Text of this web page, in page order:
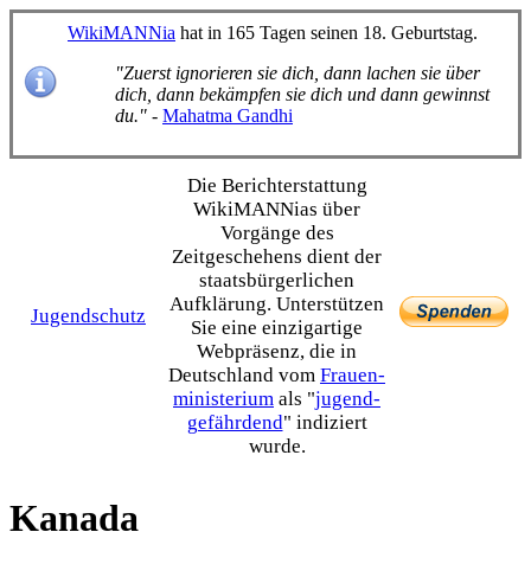
WikiMANNia hat in 165 Tagen seinen 18. Geburtstag.
"Zuerst ignorieren sie dich, dann lachen sie über
dich, dann bekämpfen sie dich und dann gewinnst
du." - Mahatma Gandhi
Jugendschutz
Die Bericht­erstattung
WikiMANNias über
Vorgänge des
Zeitgeschehens dient der
staats­bürgerlichen
Aufklärung. Unterstützen
Sie eine einzig­artige
Webpräsenz, die in
Deutschland vom Frauen­
ministerium als "jugend­
gefährdend" indiziert
wurde.
Kanada